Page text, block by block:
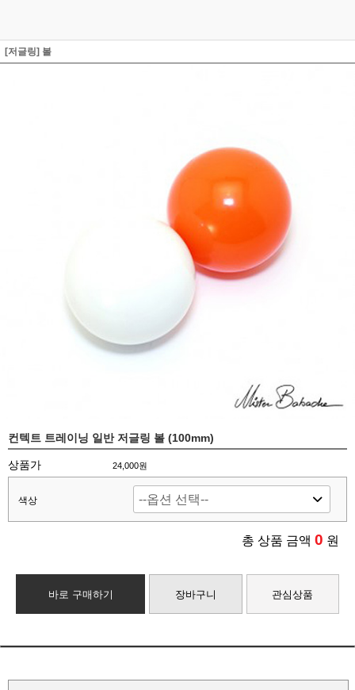
[저글링] 볼
컨텍트 트레이닝 일반 저글링 볼 (100mm)
상품가 24,000원
색상
총 상품 금액 0 원
바로 구매하기 장바구니 관심상품